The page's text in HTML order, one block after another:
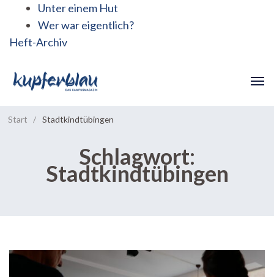
Unter einem Hut
Wer war eigentlich?
Heft-Archiv
Start / Stadtkindtübingen
Schlagwort:
Stadtkindtübingen